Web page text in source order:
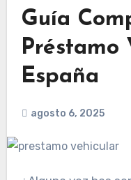
Guía
Préstamo
España
agosto 6, 2025